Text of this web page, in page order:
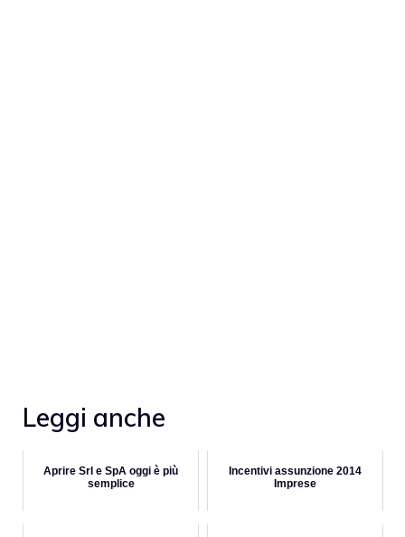
Leggi anche
Aprire Srl e SpA oggi è più
semplice
Incentivi assunzione 2014
Imprese